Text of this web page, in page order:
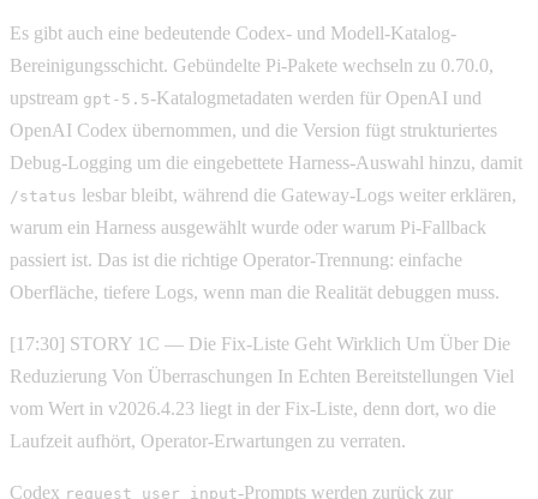
Es gibt auch eine bedeutende Codex- und Modell-Katalog-
Bereinigungsschicht. Gebündelte Pi-Pakete wechseln zu 0.70.0,
upstream gpt-5.5-Katalogmetadaten werden für OpenAI und
OpenAI Codex übernommen, und die Version fügt strukturiertes
Debug-Logging um die eingebettete Harness-Auswahl hinzu, damit
/status lesbar bleibt, während die Gateway-Logs weiter erklären,
warum ein Harness ausgewählt wurde oder warum Pi-Fallback
passiert ist. Das ist die richtige Operator-Trennung: einfache
Oberfläche, tiefere Logs, wenn man die Realität debuggen muss.
[17:30] STORY 1C — Die Fix-Liste Geht Wirklich Um Über Die
Reduzierung Von Überraschungen In Echten Bereitstellungen Viel
vom Wert in v2026.4.23 liegt in der Fix-Liste, denn dort, wo die
Laufzeit aufhört, Operator-Erwartungen zu verraten.
Codex request_user_input-Prompts werden zurück zur